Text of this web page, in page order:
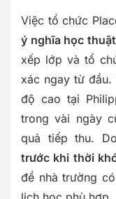
Việc tổ chức
ý nghĩa học
xếp lớp và tổ
xác ngay từ
độ cao tại
trong vài ngày
quả tiếp thu.
trước khi thời
để nhà trường